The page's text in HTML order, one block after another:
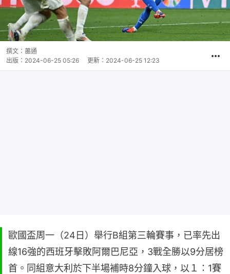
撰文： 蕭通
出版： 2024-06-25 05:26 更新： 2024-06-25 12:23
歐國盃周一（24日）舉行B組第三輪賽事，已率先出
線16強的西班牙擊敗阿爾巴尼亞，3戰全勝以9分居榜
首。同組意大利於下半場補時8分鐘入球，以１：1賽